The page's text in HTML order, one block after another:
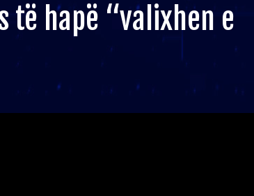
të hapë “valixhen e